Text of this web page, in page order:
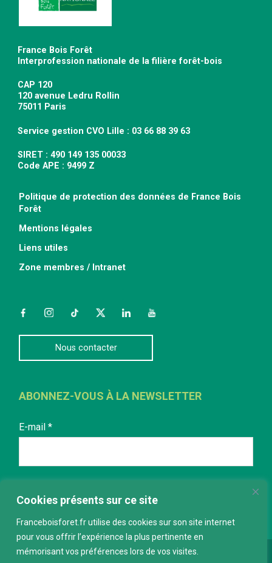
Cookies présents sur ce site
Franceboisforet.fr utilise des cookies sur son site internet
pour vous offrir l’expérience la plus pertinente en
mémorisant vos préférences lors de vos visites.
France Bois Forêt
Interprofession nationale de la filière forêt-bois
CAP 120
120 avenue Ledru Rollin
75011 Paris
Service gestion CVO Lille : 03 66 88 39 63
SIRET : 490 149 135 00033
Code APE : 9499 Z
Politique de protection des données de France Bois
Forêt
Mentions légales
Liens utiles
Zone membres / Intranet
FacebookInstagramTikTokTwitterLinkedInYouTube
Nous contacter
ABONNEZ-VOUS À LA NEWSLETTER
E-mail *
Conception :keepdesign.fr